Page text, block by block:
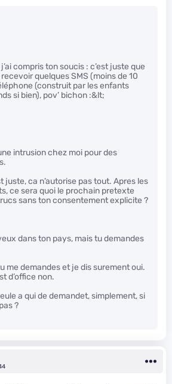
compris ton soucis : c’est juste que
quelques SMS (moins de 10
(construit par les enfants
si bien), pov’ bichon :&lt;
intrusion chez moi pour des
juste, ca n’autorise pas tout. Apres les
ce sera quoi le prochain pretexte
sans ton consentement explicite ?
dans ton pays, mais tu demandes
me demandes et je dis surement oui.
d’office non.
a qui de demandet, simplement, si
?